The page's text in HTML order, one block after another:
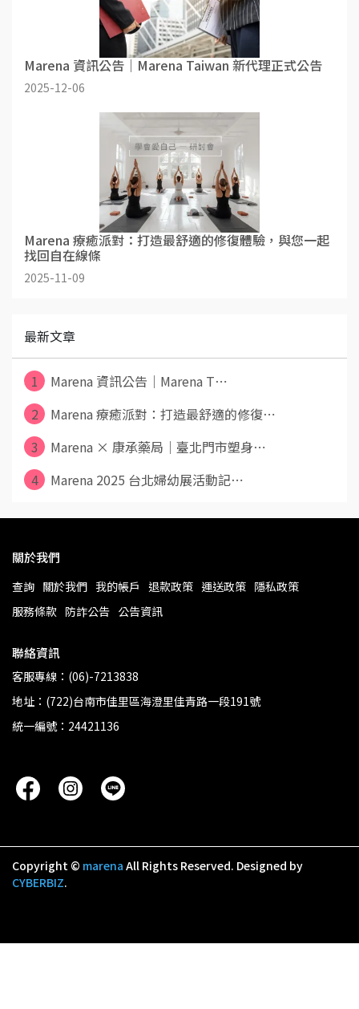
Marena 資訊公告｜Marena Taiwan 新代理正式公告
2025-12-06
Marena 療癒派對：打造最舒適的修復體驗，與您一起
找回自在線條
2025-11-09
最新文章
1
Marena 資訊公告｜Marena T⋯
2
Marena 療癒派對：打造最舒適的修復⋯
3
Marena × 康承藥局｜臺北門市塑身⋯
4
Marena 2025 台北婦幼展活動記⋯
關於我們
查詢 關於我們 我的帳戶 退款政策 運送政策 隱私政策
服務條款 防詐公告 公告資訊
聯絡資訊
客服專線：(06)-7213838
地址：(722)台南市佳里區海澄里佳青路一段191號
統一編號：24421136
Copyright © marena All Rights Reserved. Designed by
CYBERBIZ.